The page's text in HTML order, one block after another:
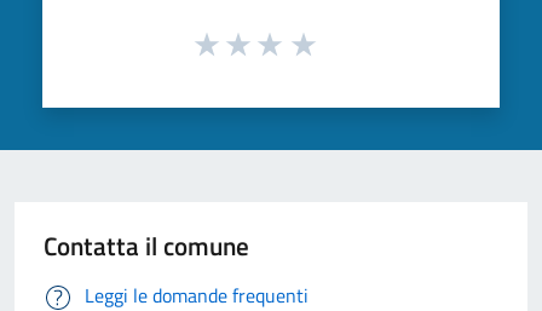
Contatta il comune
Leggi le domande frequenti